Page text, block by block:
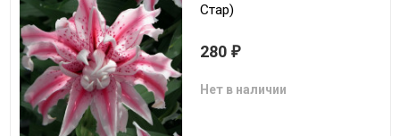
Стар)
280 ₽
Нет в наличии